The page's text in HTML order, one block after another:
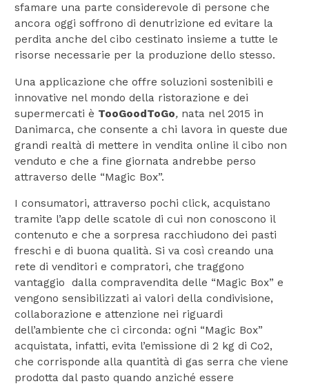
sfamare una parte considerevole di persone che
ancora oggi soffrono di denutrizione ed evitare la
perdita anche del cibo cestinato insieme a tutte le
risorse necessarie per la produzione dello stesso.
Una applicazione che offre soluzioni sostenibili e
innovative nel mondo della ristorazione e dei
supermercati è TooGoodToGo, nata nel 2015 in
Danimarca, che consente a chi lavora in queste due
grandi realtà di mettere in vendita online il cibo non
venduto e che a fine giornata andrebbe perso
attraverso delle “Magic Box”.
I consumatori, attraverso pochi click, acquistano
tramite l’app delle scatole di cui non conoscono il
contenuto e che a sorpresa racchiudono dei pasti
freschi e di buona qualità. Si va così creando una
rete di venditori e compratori, che traggono
vantaggio dalla compravendita delle “Magic Box” e
vengono sensibilizzati ai valori della condivisione,
collaborazione e attenzione nei riguardi
dell’ambiente che ci circonda: ogni “Magic Box”
acquistata, infatti, evita l’emissione di 2 kg di Co2,
che corrisponde alla quantità di gas serra che viene
prodotta dal pasto quando anziché essere